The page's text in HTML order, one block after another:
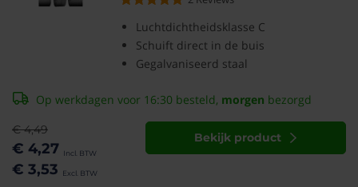
Luchtdichtheidsklasse C
Schuift direct in de buis
Gegalvaniseerd staal
€ 4,27
€ 3,53
€ 4,49
Op werkdagen voor 16:30 besteld, morgen bezorgd
Bekijk product